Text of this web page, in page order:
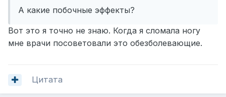
А какие побочные эффекты?
Вот это я точно не знаю. Когда я сломала ногу
мне врачи посоветовали это обезболевающие.
Цитата